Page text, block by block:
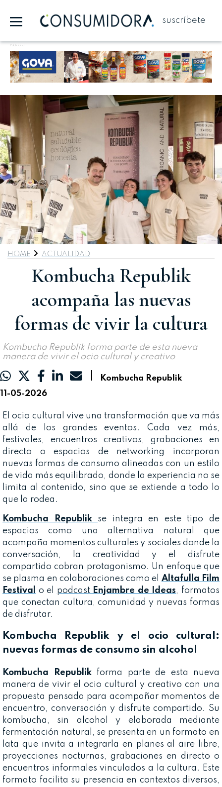
suscríbete
Publicidad
HOME ACTUALIDAD
Kombucha Republik
acompaña las nuevas
formas de vivir la cultura
Kombucha Republik forma parte de esta nueva
manera de vivir el ocio cultural y creativo
Kombucha Republik
11-05-2026
El ocio cultural vive una transformación que va más
allá de los grandes eventos. Cada vez más,
festivales, encuentros creativos, grabaciones en
directo o espacios de networking incorporan
nuevas formas de consumo alineadas con un estilo
de vida más equilibrado, donde la experiencia no se
limita al contenido, sino que se extiende a todo lo
que la rodea.
Kombucha Republik
se integra en este tipo de
espacios como una alternativa natural que
acompaña momentos culturales y sociales donde la
conversación, la creatividad y el disfrute
compartido cobran protagonismo. Un enfoque que
se plasma en colaboraciones como el Altafulla Film
Festival
o el podcast Enjambre de Ideas, formatos
que conectan cultura, comunidad y nuevas formas
de disfrutar.
Kombucha Republik y el ocio cultural:
nuevas formas de consumo sin alcohol
Kombucha Republikforma parte de esta nueva
manera de vivir el ocio cultural y creativo con una
propuesta pensada para acompañar momentos de
encuentro, conversación y disfrute compartido. Su
kombucha, sin alcohol y elaborada mediante
fermentación natural, se presenta en un formato en
lata que invita a integrarla en planes al aire libre,
proyecciones nocturnas, grabaciones en directo o
encuentros informales vinculados a la cultura. Este
formato facilita su presencia en contextos diversos,